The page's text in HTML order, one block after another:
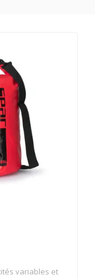
variables et